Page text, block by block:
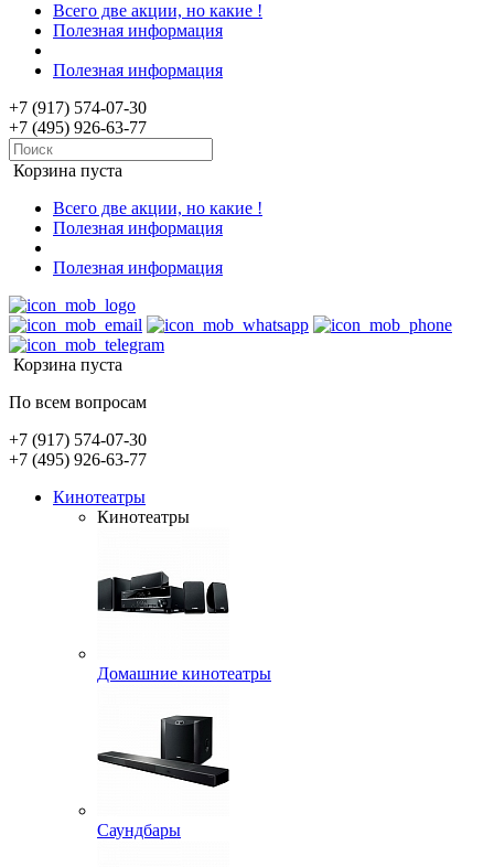
Всего две акции, но какие !
Полезная информация
Полезная информация
+7 (917) 574-07-30
+7 (495) 926-63-77
Корзина пуста
Всего две акции, но какие !
Полезная информация
Полезная информация
Корзина пуста
По всем вопросам
+7 (917) 574-07-30
+7 (495) 926-63-77
Кинотеатры
Кинотеатры
Домашние кинотеатры
Саундбары